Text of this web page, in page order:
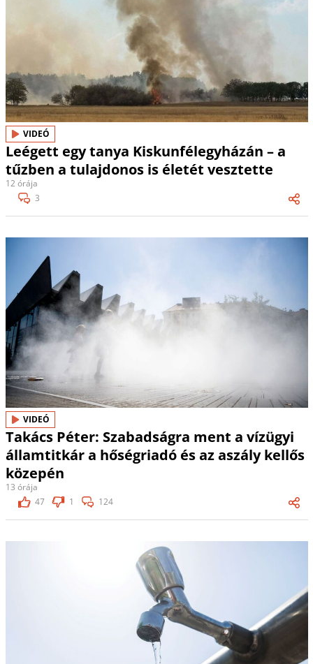
VIDEÓ
Leégett egy tanya Kiskunfélegyházán – a
tűzben a tulajdonos is életét vesztette
12 órája
3
VIDEÓ
Takács Péter: Szabadságra ment a vízügyi
államtitkár a hőségriadó és az aszály kellős
közepén
13 órája
47
1 124